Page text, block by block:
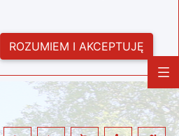
ROZUMIEM I AKCEPTUJĘ